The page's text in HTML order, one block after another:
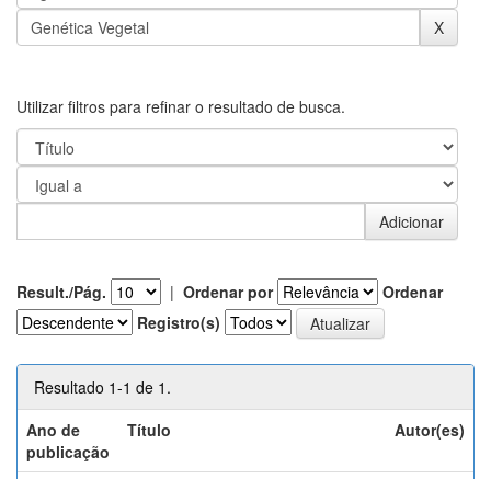
Utilizar filtros para refinar o resultado de busca.
Result./Pág. | Ordenar por
Ordenar
Registro(s)
Resultado 1-1 de 1.
Ano de
publicação
Título Autor(es)